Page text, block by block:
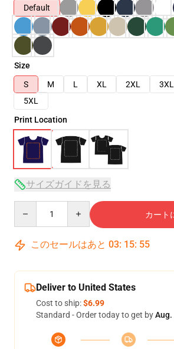
Default
Size
S
M L XL 2XL 3XL
5XL
Print Location
サイズガイドを見る
カート
このセールはあと 03: 15: 54
Deliver to United States
Cost to ship:$6.99
Standard - Order today to get byAug.